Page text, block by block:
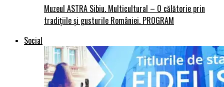
Muzeul ASTRA Sibiu. Multicultural – O călătorie prin
tradițiile și gusturile României. PROGRAM
Social